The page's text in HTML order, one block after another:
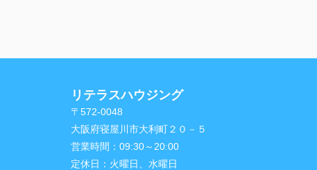
ら、その際はどうぞよろしくお願いいたしま
す。
リテラスハウジング
〒572-0048
大阪府寝屋川市大利町２０－５
営業時間： 09:30～20:00
定休日： 火曜日、水曜日